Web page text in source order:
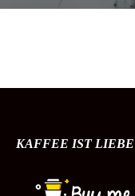
KAFFEE IST LIEBE